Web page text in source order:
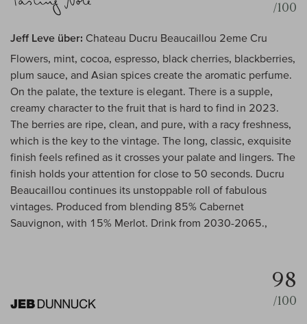
/100
Jeff Leve über: Chateau Ducru Beaucaillou 2eme Cru
Flowers, mint, cocoa, espresso, black cherries, blackberries,
plum sauce, and Asian spices create the aromatic perfume.
On the palate, the texture is elegant. There is a supple,
creamy character to the fruit that is hard to find in 2023.
The berries are ripe, clean, and pure, with a racy freshness,
which is the key to the vintage. The long, classic, exquisite
finish feels refined as it crosses your palate and lingers. The
finish holds your attention for close to 50 seconds. Ducru
Beaucaillou continues its unstoppable roll of fabulous
vintages. Produced from blending 85% Cabernet
Sauvignon, with 15% Merlot. Drink from 2030-2065.,
98
/100